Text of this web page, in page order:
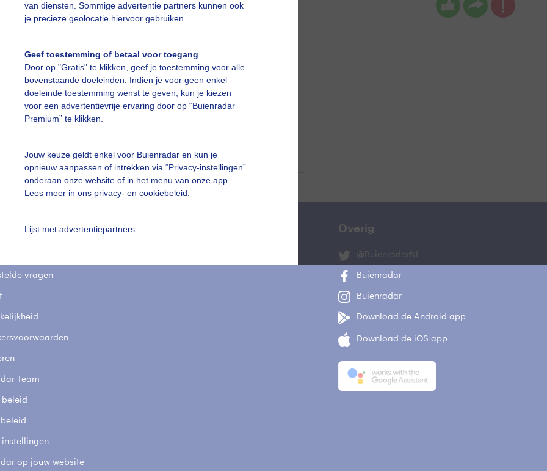
van diensten. Sommige advertentie partners kunnen ook
je precieze geolocatie hiervoor gebruiken.
Geef toestemming of betaal voor toegang
Door op "Gratis" te klikken, geef je toestemming voor alle
bovenstaande doeleinden. Indien je voor geen enkel
doeleinde toestemming wenst te geven, kun je kiezen
voor een advertentievrije ervaring door op “Buienradar
Premium” te klikken.
Jouw keuze geldt enkel voor Buienradar en kun je
opnieuw aanpassen of intrekken via “Privacy-instellingen”
onderaan onze website of in het menu van onze app.
Lees meer in ons privacy- en cookiebeleid
Lijst met advertentiepartners
Anne Kuipers Gemaakt: 02-08-2025, 65x bekeken
slideshow
Een moment geduld aub...
vragen
Team
beleid
instellingen
op jouw website
Overig
@BuienradarNL
Buienradar
Buienradar
Download de Android app
Download de iOS app